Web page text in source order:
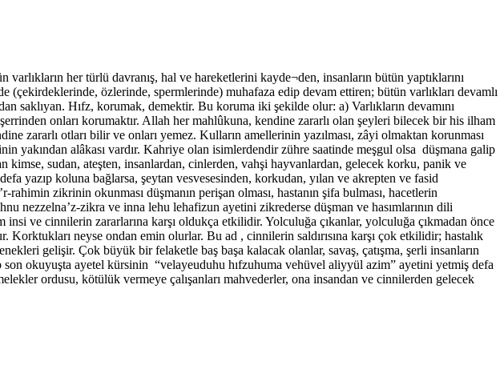
her türlü davranış, hal ve hareketlerini kayde¬den, insanların bütün yaptıklarını
özlerinde, spermlerinde) muhafaza edip devam ettiren; bütün varlıkları devamlı
saklıyan. Hıfz, korumak, demektir. Bu koruma iki şekilde olur: a) Varlıkların devamını
onları korumaktır. Allah her mahlûkuna, kendine zararlı olan şeyleri bilecek bir his ilham
zararlı otları bilir ve onları yemez. Kulların amellerinin yazılması, zâyi olmaktan korunması
yakından alâkası vardır. Kahriye olan isimlerdendir zühre saatinde meşgul olsa düşmana galip
kimse, sudan, ateşten, insanlardan, cinlerden, vahşi hayvanlardan, gelecek korku, panik ve
yazıp koluna bağlarsa, şeytan vesvesesinden, korkudan, yılan ve akrepten ve fasid
zikrinin okunması düşmanın perişan olması, hastanın şifa bulması, hacetlerin
nezzelna’z-zikra ve inna lehu lehafizun ayetini zikrederse düşman ve hasımlarının dili
ve cinnilerin zararlarına karşı oldukça etkilidir. Yolculuğa çıkanlar, yolculuğa çıkmadan önce
Korktukları neyse ondan emin olurlar. Bu ad , cinnilerin saldırısına karşı çok etkilidir; hastalık
gelişir. Çok büyük bir felaketle baş başa kalacak olanlar, savaş, çatışma, şerli insanların
okuyuşta ayetel kürsinin “velayeuduhu hıfzuhuma vehüvel aliyyül azim” ayetini yetmiş defa
ordusu, kötülük vermeye çalışanları mahvederler, ona insandan ve cinnilerden gelecek